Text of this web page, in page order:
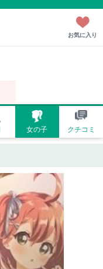
お気に入り
女の子 クチコミ